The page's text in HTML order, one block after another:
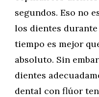
segundos. Eso no
los dientes
tiempo es mejor
absoluto. Sin
dientes
dental con flúor